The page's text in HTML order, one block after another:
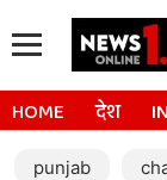
HOME देश
punjab